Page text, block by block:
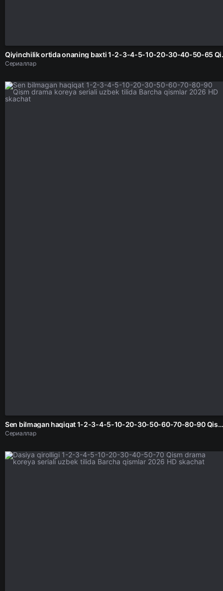
Qiyinchilik ortida
Сериаллар
Sen bilmagan haqiqat 1-2-3-4-5-10-20-30-50-60-70-80-90 Qism drama koreya seriali uzbek tilida Barcha qismlar 2026 HD skachat
Сериаллар